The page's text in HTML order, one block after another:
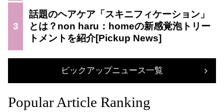
3
話題のヘアケア「スキニフィケーション」
とは？non haru：homeの新感覚泡トリー
トメントを紹介
ピックアップニュース一覧
Popular Article Ranking